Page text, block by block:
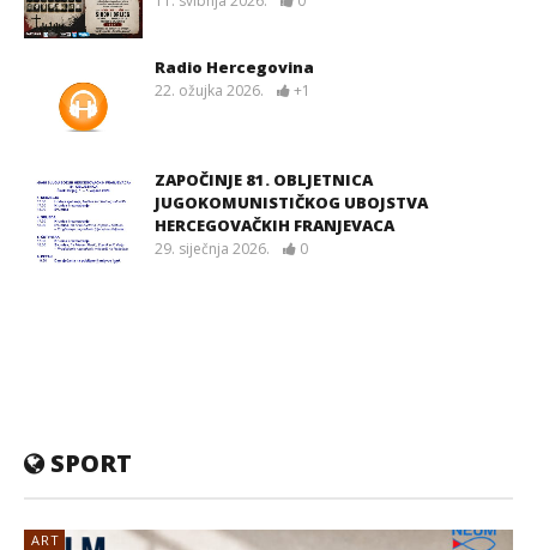
Radio Hercegovina
22. ožujka 2026. +1
ZAPOČINJE 81. OBLJETNICA
JUGOKOMUNISTIČKOG UBOJSTVA
HERCEGOVAČKIH FRANJEVACA
29. siječnja 2026. 0
SPORT
ART